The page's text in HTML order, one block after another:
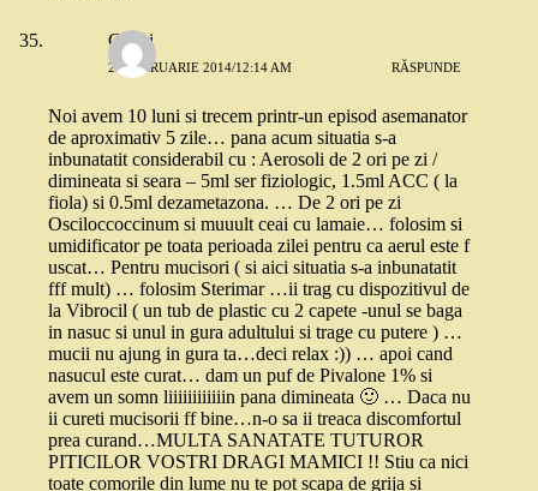
Chitzi
28 FEBRUARIE 2014/12:14 AM RĂSPUNDE
Noi avem 10 luni si trecem printr-un episod asemanator
de aproximativ 5 zile… pana acum situatia s-a
inbunatatit considerabil cu : Aerosoli de 2 ori pe zi /
dimineata si seara – 5ml ser fiziologic, 1.5ml ACC ( la
fiola) si 0.5ml dezametazona. … De 2 ori pe zi
Osciloccoccinum si muuult ceai cu lamaie… folosim si
umidificator pe toata perioada zilei pentru ca aerul este f
uscat… Pentru mucisori ( si aici situatia s-a inbunatatit
fff mult) … folosim Sterimar …ii trag cu dispozitivul de
la Vibrocil ( un tub de plastic cu 2 capete -unul se baga
in nasuc si unul in gura adultului si trage cu putere ) …
mucii nu ajung in gura ta…deci relax :)) … apoi cand
nasucul este curat… dam un puf de Pivalone 1% si
avem un somn liiiiiiiiiiiin pana dimineata 🙂 … Daca nu
ii cureti mucisorii ff bine…n-o sa ii treaca discomfortul
prea curand…MULTA SANATATE TUTUROR
PITICILOR VOSTRI DRAGI MAMICI !! Stiu ca nici
toate comorile din lume nu te pot scapa de grija si